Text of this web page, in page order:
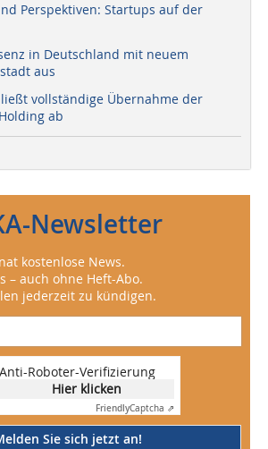
Perspektiven: Startups auf der
in Deutschland mit neuem
aus
vollständige Übernahme der
ab
Newsletter
kostenlose News.
– auch ohne Heft-Abo.
jederzeit zu kündigen.
Anti-Roboter-Verifizierung
Hier klicken
FriendlyCaptcha ⇗
Sie sich jetzt an!